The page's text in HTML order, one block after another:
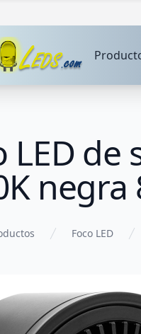
LED de
negra
Foco LED